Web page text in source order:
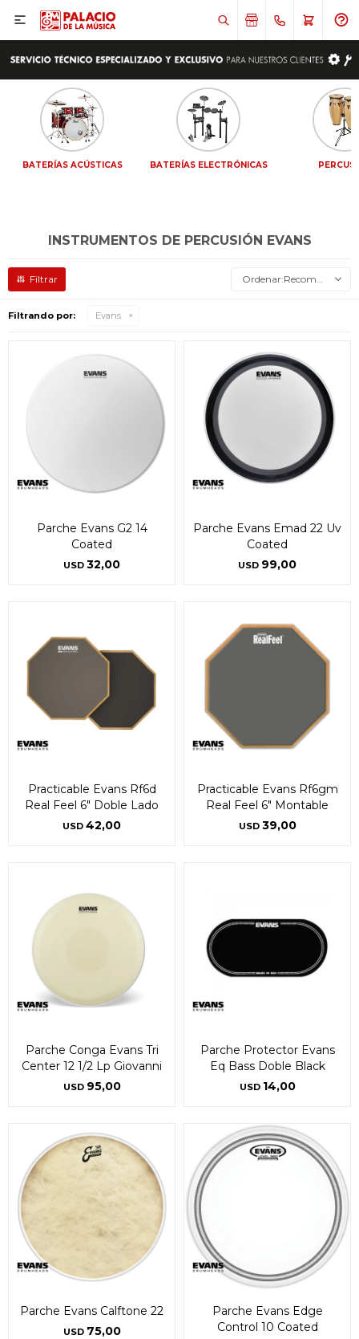

BATERÍAS ACÚSTICAS BATERÍAS ELECTRÓNICAS
INSTRUMENTOS DE PERCUSIÓN EVANS
Recomendados
Filtrando por: Evans
Parche Evans G2 14
Coated
USD 32,00
Parche Evans Emad 22 Uv
Coated
USD 99,00
Practicable Evans Rf6d
Real Feel 6" Doble Lado
USD 42,00
Practicable Evans Rf6gm
Real Feel 6" Montable
USD 39,00
Parche Conga Evans Tri
Center 12 1/2 Lp Giovanni
USD 95,00
Parche Protector Evans
Eq Bass Doble Black
USD 14,00
Parche Evans Calftone 22
USD 75,00
Parche Evans Edge
Control 10 Coated